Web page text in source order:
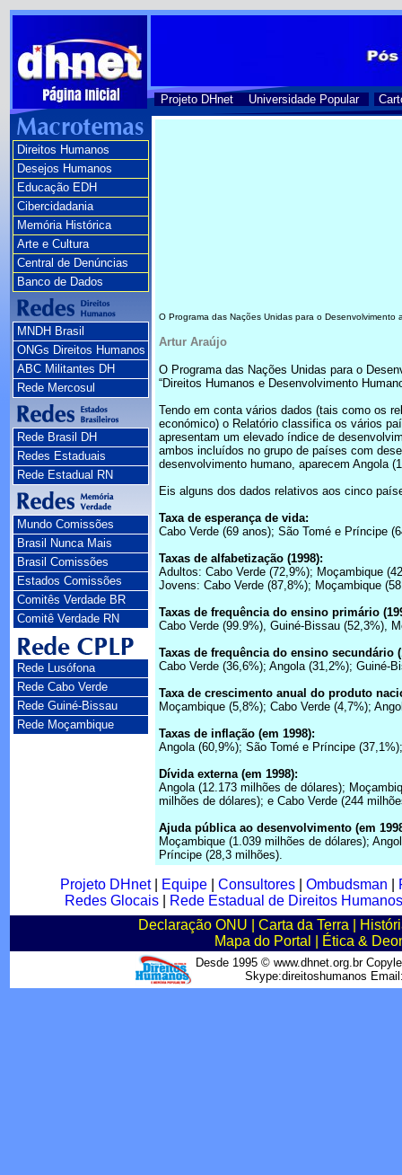
Projeto DHnet Universidade Popular
Direitos Humanos
Desejos Humanos
Educação EDH
Cibercidadania
Memória Histórica
Arte e Cultura
Central de Denúncias
Banco de Dados
MNDH Brasil
ONGs Direitos Humanos
ABC Militantes DH
Rede Mercosul
Rede Brasil DH
Redes Estaduais
Rede Estadual RN
Mundo Comissões
Brasil Nunca Mais
Brasil Comissões
Estados Comissões
Comitês Verdade BR
Comitê Verdade RN
Rede Lusófona
Rede Cabo Verde
Rede Guiné-Bissau
Rede Moçambique
O Programa das Nações Unidas para o
Artur Araújo
O Programa das Nações Unidas para o
“Direitos Humanos e Desenvolvimento
Tendo em conta vários dados (tais como os
económico) o Relatório classifica os vários
apresentam um elevado índice de
ambos incluídos no grupo de países com
desenvolvimento humano, aparecem Angola
Eis alguns dos dados relativos aos cinco
Taxa de esperança de vida:
Cabo Verde (69 anos); São Tomé e Príncipe
Taxas de alfabetização (1998):
Adultos: Cabo Verde (72,9%); Moçambique
Jovens: Cabo Verde (87,8%); Moçambique
Taxas de frequência do ensino primário
Cabo Verde (99.9%), Guiné-Bissau (52,3%),
Taxas de frequência do ensino secundário
Cabo Verde (36,6%); Angola (31,2%); Guiné-
Taxa de crescimento anual do produto
Moçambique (5,8%); Cabo Verde (4,7%);
Taxas de inflação (em 1998):
Angola (60,9%); São Tomé e Príncipe
Dívida externa (em 1998):
Angola (12.173 milhões de dólares);
milhões de dólares); e Cabo Verde (244
Ajuda pública ao desenvolvimento (em
Moçambique (1.039 milhões de dólares);
Príncipe (28,3 milhões).
Projeto DHnet| Equipe| Consultores| Ombudsman
Redes Glocais|
Rede Estadual de Direitos
Declaração ONU
Carta da Terra
Mapa do Portal
Ética &
Desde 1995 © www.dhnet.org.br
Skype:direitoshumanos